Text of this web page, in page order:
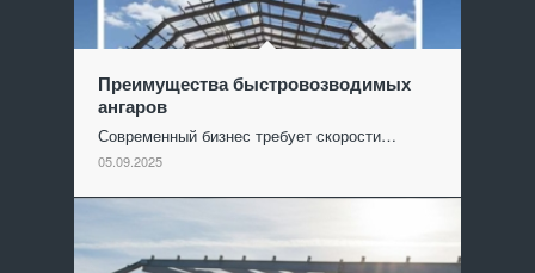
Преимущества быстровозводимых
ангаров
Современный бизнес требует скорости…
05.09.2025